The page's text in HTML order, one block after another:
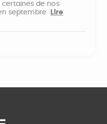
certaines de nos
septembre
Lire